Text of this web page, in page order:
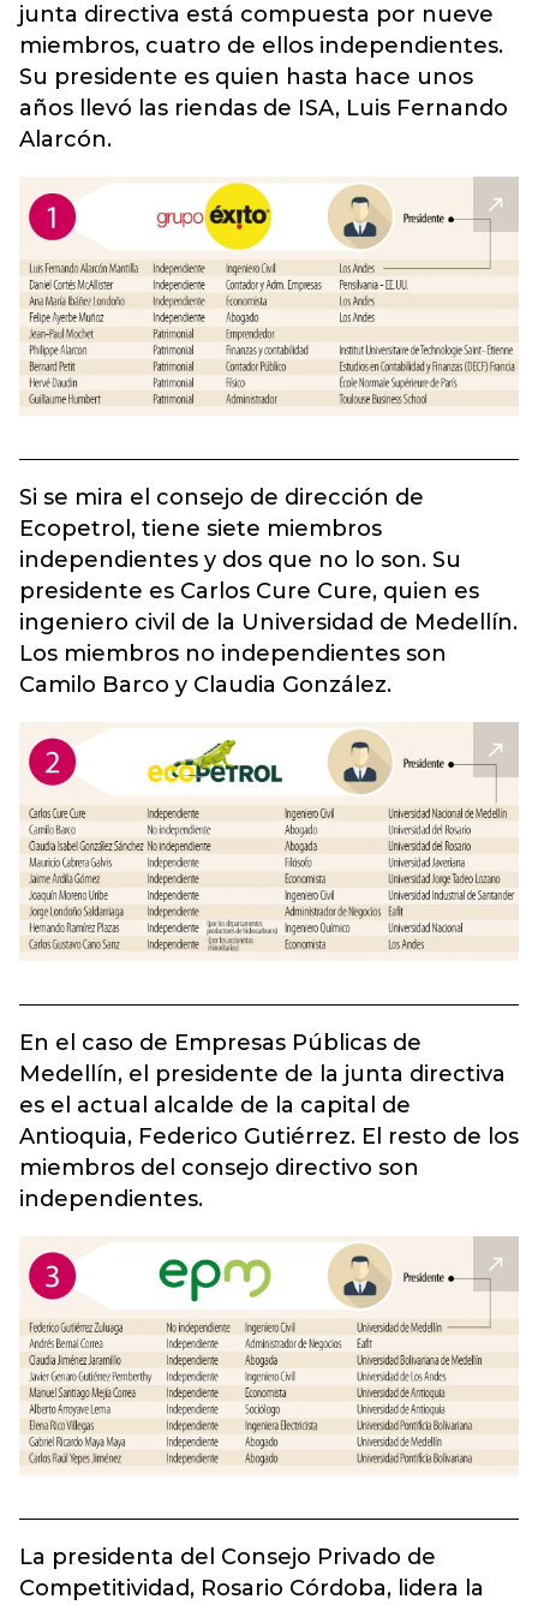
junta directiva está compuesta por nueve
miembros, cuatro de ellos independientes.
Su presidente es quien hasta hace unos
años llevó las riendas de ISA, Luis Fernando
Alarcón.
Si se mira el consejo de dirección de
Ecopetrol, tiene siete miembros
independientes y dos que no lo son. Su
presidente es Carlos Cure Cure, quien es
ingeniero civil de la Universidad de Medellín.
Los miembros no independientes son
Camilo Barco y Claudia González.
En el caso de Empresas Públicas de
Medellín, el presidente de la junta directiva
es el actual alcalde de la capital de
Antioquia, Federico Gutiérrez. El resto de los
miembros del consejo directivo son
independientes.
La presidenta del Consejo Privado de
Competitividad, Rosario Córdoba, lidera la